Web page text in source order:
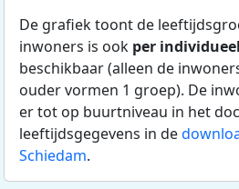
De grafiek toont de
inwoners is ook per
beschikbaar (alleen de
ouder vormen 1 groep). De
er tot op buurtniveau in het
leeftijdsgegevens in de
Schiedam.